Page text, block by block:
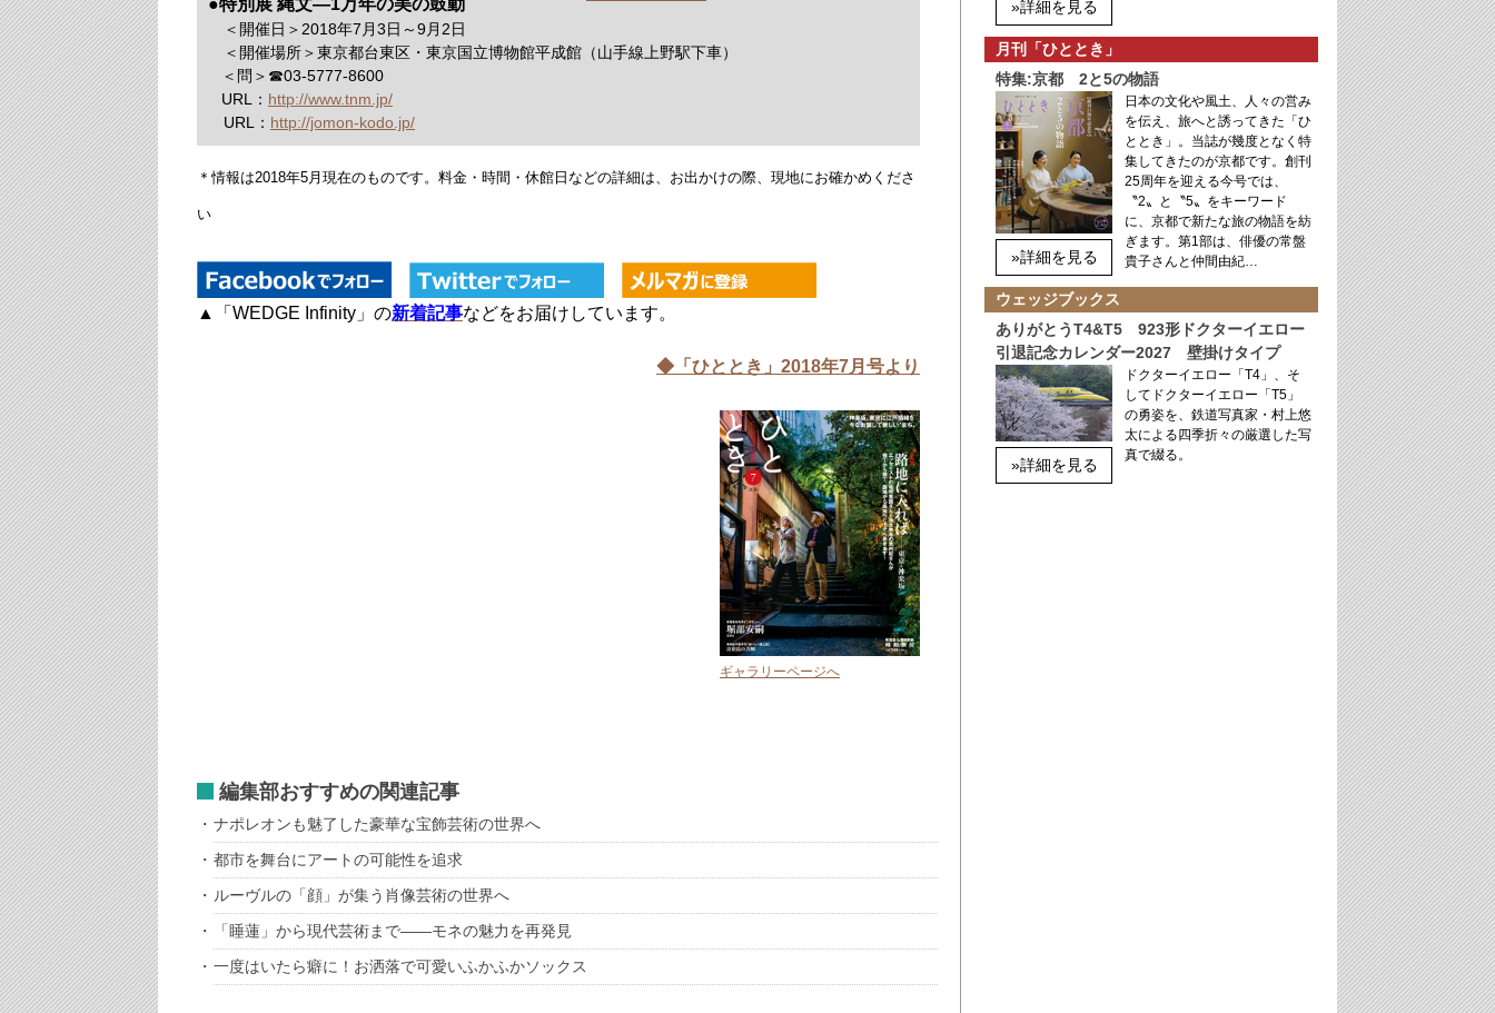
●特別展 縄文—1万年の美の鼓動
＜開催日＞2018年7月3日～9月2日
＜開催場所＞東京都台東区・東京国立博物館平成館（山手線上野駅下車）
＜問＞☎03-5777-8600
URL： http://www.tnm.jp/
URL： http://jomon-kodo.jp/
＊情報は2018年5月現在のものです。料金・時間・休館日などの詳細は、お出かけの際、現地にお確かめくださ
い
▲「WEDGE Infinity」の新着記事などをお届けしています。
◆「ひととき」2018年7月号より
ギャラリーページへ
編集部おすすめの関連記事
ナポレオンも魅了した豪華な宝飾芸術の世界へ
都市を舞台にアートの可能性を追求
ルーヴルの「顔」が集う肖像芸術の世界へ
「睡蓮」から現代芸術まで――モネの魅力を再発見
一度はいたら癖に！お洒落で可愛いふかふかソックス
»詳細を見る
月刊「ひととき」
特集:京都 2と5の物語
»詳細を見る
日本の文化や風土、人々の営み
を伝え、旅へと誘ってきた「ひ
ととき」。当誌が幾度となく特
集してきたのが京都です。創刊
25周年を迎える今号では、
〝2〟と〝5〟をキーワード
に、京都で新たな旅の物語を紡
ぎます。第1部は、俳優の常盤
貴子さんと仲間由紀…
ウェッジブックス
ありがとうT4&T5 923形ドクターイエロー
引退記念カレンダー2027 壁掛けタイプ
»詳細を見る
ドクターイエロー「T4」、そ
してドクターイエロー「T5」
の勇姿を、鉄道写真家・村上悠
太による四季折々の厳選した写
真で綴る。